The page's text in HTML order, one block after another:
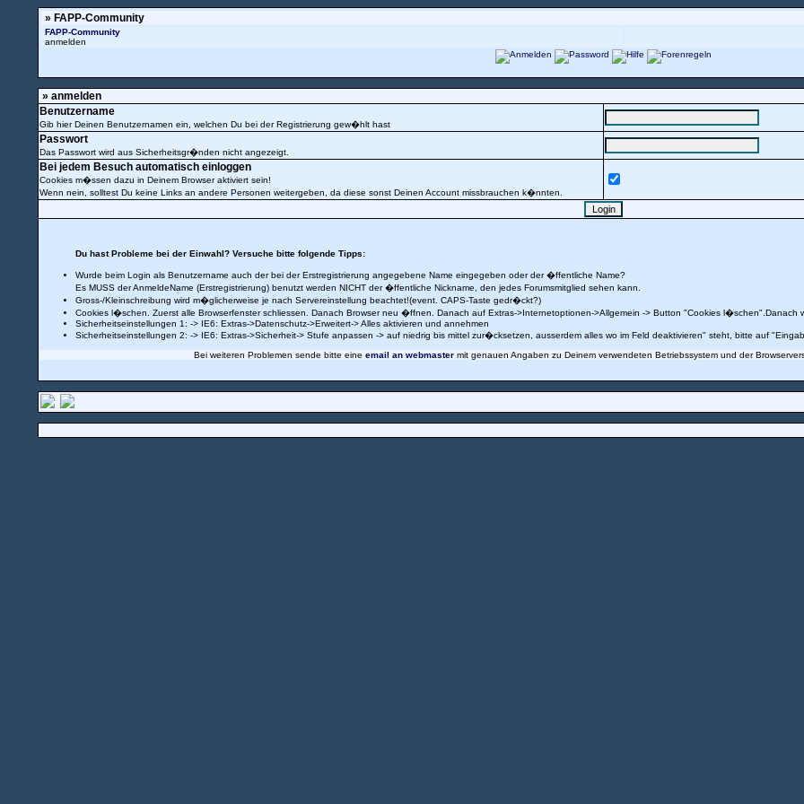
» FAPP-Community
FAPP-Community
anmelden
» anmelden
Benutzername
Gib hier Deinen Benutzernamen ein, welchen Du bei der Registrierung gew�hlt hast
Passwort
Das Passwort wird aus Sicherheitsgr�nden nicht angezeigt.
Bei jedem Besuch automatisch einloggen
Cookies m�ssen dazu in Deinem Browser aktiviert sein!
Wenn nein, solltest Du keine Links an andere Personen weitergeben, da diese sonst Deinen Account missbrauchen k�nnten.
Du hast Probleme bei der Einwahl? Versuche bitte folgende Tipps:
Wurde beim Login als Benutzername auch der bei der Erstregistrierung angegebene Name eingegeben oder der �ffentliche Name?
Es MUSS der AnmeldeName (Erstregistrierung) benutzt werden NICHT der �ffentliche Nickname, den jedes Forumsmitglied sehen kann.
Gross-/Kleinschreibung wird m�glicherweise je nach Servereinstellung beachtet!(event. CAPS-Taste gedr�ckt?)
Cookies l�schen. Zuerst alle Browserfenster schliessen. Danach Browser neu �ffnen. Danach auf Extras->Internetoptionen->Allgemein -> Button "Cookies l�schen".Danach
Sicherheitseinstellungen 1: -> IE6: Extras->Datenschutz->Erweitert-> Alles aktivieren und annehmen
Sicherheitseinstellungen 2: -> IE6: Extras->Sicherheit-> Stufe anpassen -> auf niedrig bis mittel zur�cksetzen, ausserdem alles wo im Feld deaktivieren" steht, bitte auf
Bei weiteren Problemen sende bitte eine email an webmaster mit genauen Angaben zu Deinem verwendeten Betriebssystem und der